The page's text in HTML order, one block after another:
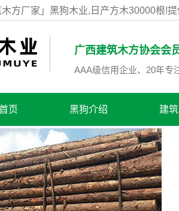
方厂家」黑狗木业,日产方木30000根!
广西建筑木方协会会
AAA级信用企业、20年专
页 黑狗介绍 建